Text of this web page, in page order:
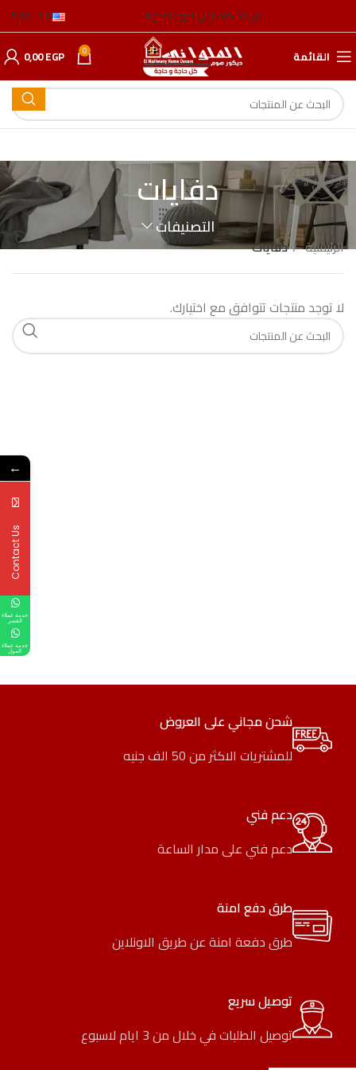
عن الشركةعناوين الفروعالمدونة ENGLISH
القائمة 0
0,00EGP
دفايات
التصنيفات
الرئيسية دفايات
لا توجد منتجات تتوافق مع اختيارك.
شحن مجاني على العروض
للمشتريات الاكثر من 50 الف جنيه
دعم فني
دعم فني على مدار الساعة
طرق دفع امنة
طرق دفعة امنة عن طريق الاونلاين
توصيل سريع
توصيل الطلبات في خلال من 3 ايام لاسبوع
←
Contact Us
خدمة عملاء
القصر
خدمة عملاء
المول